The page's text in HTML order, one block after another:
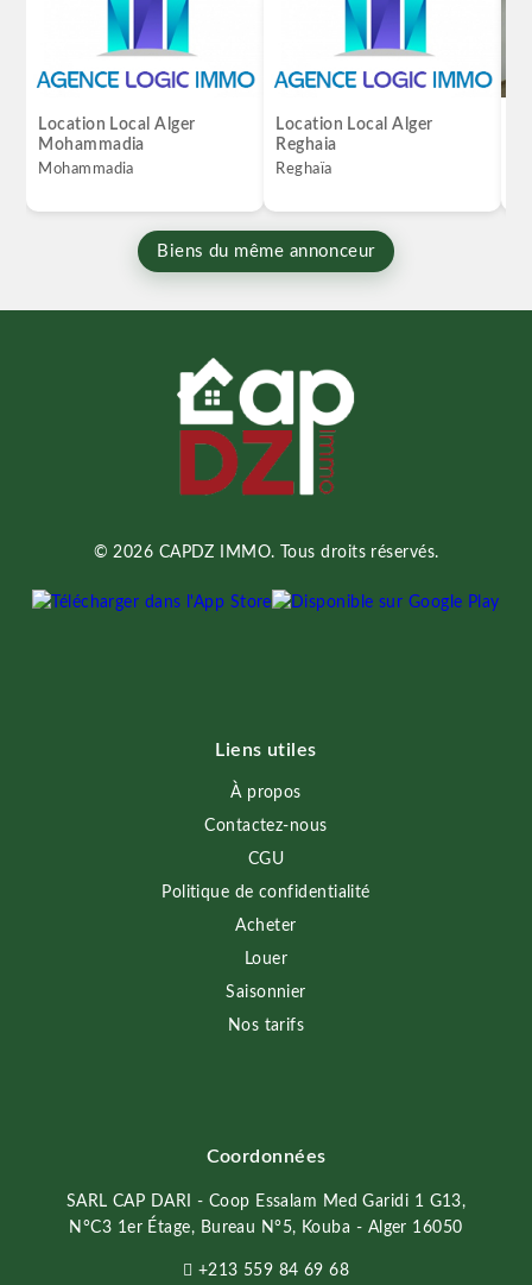
Location Local Alger
Mohammadia
Mohammadia
Location Local Alger
Reghaia
Reghaïa
Biens du même annonceur
© 2026 CAPDZ IMMO. Tous droits réservés.
Liens utiles
À propos
Contactez-nous
CGU
Politique de confidentialité
Acheter
Louer
Saisonnier
Nos tarifs
Coordonnées
SARL CAP DARI - Coop Essalam Med Garidi 1 G13,
N°C3 1er Étage, Bureau N°5, Kouba - Alger 16050
+213 559 84 69 68